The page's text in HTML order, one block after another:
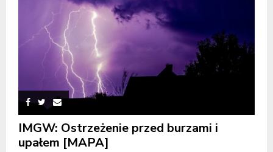
IMGW: Ostrzeżenie przed burzami i
upałem [MAPA]